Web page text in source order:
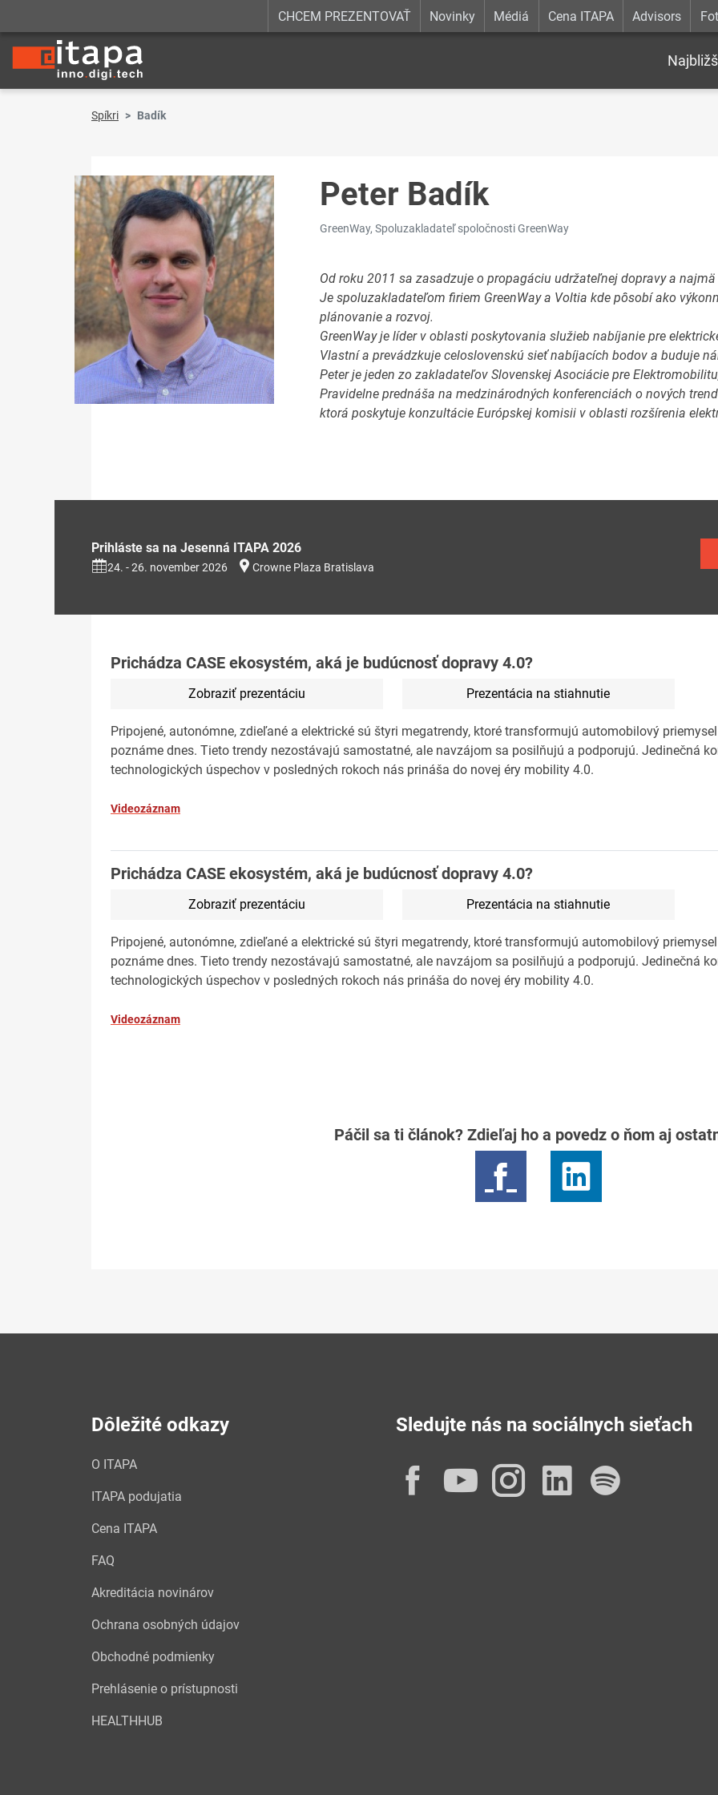
CHCEM PREZENTOVAŤ Novinky Médiá Cena ITAPA Advisors
Spíkri Badík
Peter Badík
GreenWay, Spoluzakladateľ spoločnosti GreenWay
Od roku 2011 sa zasadzuje o propagáciu udržateľnej dopravy a
Je spoluzakladateľom firiem GreenWay a Voltia kde pôsobí ako
plánovanie a rozvoj.
GreenWay je líder v oblasti poskytovania služieb nabíjanie pre
Vlastní a prevádzkuje celoslovenskú sieť nabíjacích bodov a buduje
Peter je jeden zo zakladateľov Slovenskej Asociácie pre
Pravidelne prednáša na medzinárodných konferenciách o nových
ktorá poskytuje konzultácie Európskej komisii v oblasti rozšírenia
Prihláste sa na Jesenná ITAPA 2026
24. - 26. november 2026 Crowne Plaza Bratislava
Prichádza CASE ekosystém, aká je budúcnosť dopravy 4.0?
Zobraziť prezentáciu Prezentácia na stiahnutie
Pripojené, autonómne, zdieľané a elektrické sú štyri megatrendy, ktoré transformujú automobilový
poznáme dnes. Tieto trendy nezostávajú samostatné, ale navzájom sa posilňujú a podporujú. Jedinečná
technologických úspechov v posledných rokoch nás prináša do novej éry mobility 4.0.
Videozáznam
Prichádza CASE ekosystém, aká je budúcnosť dopravy 4.0?
Zobraziť prezentáciu Prezentácia na stiahnutie
Pripojené, autonómne, zdieľané a elektrické sú štyri megatrendy, ktoré transformujú automobilový
poznáme dnes. Tieto trendy nezostávajú samostatné, ale navzájom sa posilňujú a podporujú. Jedinečná
technologických úspechov v posledných rokoch nás prináša do novej éry mobility 4.0.
Videozáznam
Páčil sa ti článok? Zdieľaj ho a povedz o ňom aj
Dôležité odkazy
O ITAPA
ITAPA podujatia
Cena ITAPA
FAQ
Akreditácia novinárov
Ochrana osobných údajov
Obchodné podmienky
Prehlásenie o prístupnosti
HEALTHHUB
Sledujte nás na sociálnych sieťach
Facebook
YouTube
Instagram
LinkedIn